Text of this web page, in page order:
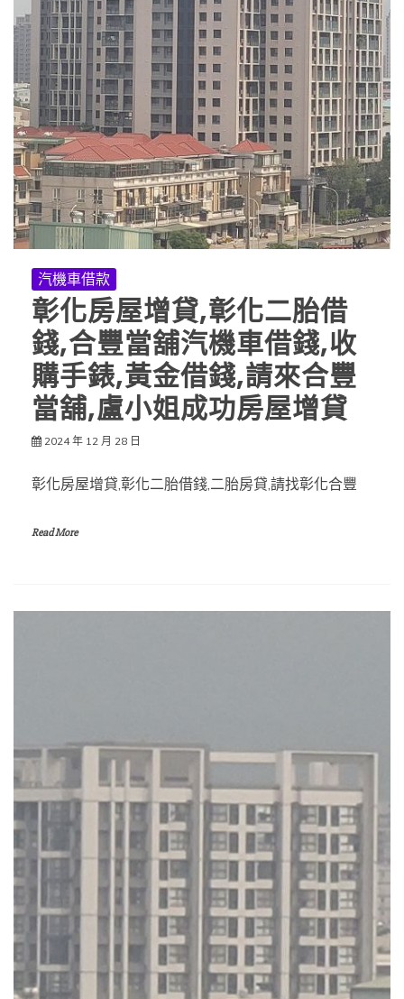
汽機車借款
彰化房屋增貸,彰化二胎借
錢,合豐當舖汽機車借錢,收
購手錶,黃金借錢,請來合豐
當舖,盧小姐成功房屋增貸
2024 年 12 月 28 日
彰化房屋增貸,彰化二胎借錢,二胎房貸,請找彰化合豐
Read More